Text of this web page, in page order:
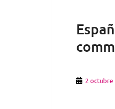
2 octubre